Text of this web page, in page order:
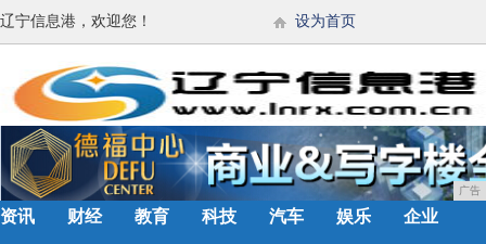
辽宁信息港，欢迎您！ 设为首页
广告
资讯 财经 教育 科技 汽车 娱乐 企业